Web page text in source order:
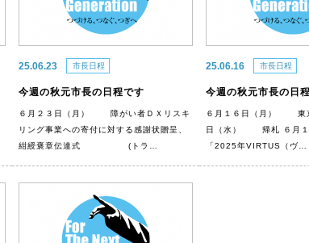
25.06.23 市長日程
今週の秋元市長の日程です
６月２３日（月） 障がい者ＤＸリスキ
リング事業への寄付に対する感謝状贈呈、
紺綬褒章伝達式 (トラ…
25.06.16 市長日程
今週の秋元市長の日
６月１６日（月） 東
日（水） 帰札 ６月
「2025年VIRTUS（ヴ…